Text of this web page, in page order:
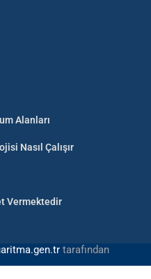
Alanları
Nasıl Çalışır
Vermektedir
tarafından